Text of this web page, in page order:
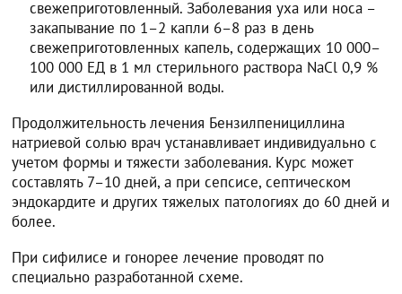
свежеприготовленный. Заболевания уха или носа –
закапывание по 1–2 капли 6–8 раз в день
свежеприготовленных капель, содержащих 10 000–
100 000 ЕД в 1 мл стерильного раствора NaCl 0,9 %
или дистиллированной воды.
Продолжительность лечения Бензилпенициллина
натриевой солью врач устанавливает индивидуально с
учетом формы и тяжести заболевания. Курс может
составлять 7–10 дней, а при сепсисе, септическом
эндокардите и других тяжелых патологиях до 60 дней и
более.
При сифилисе и гонорее лечение проводят по
специально разработанной схеме.